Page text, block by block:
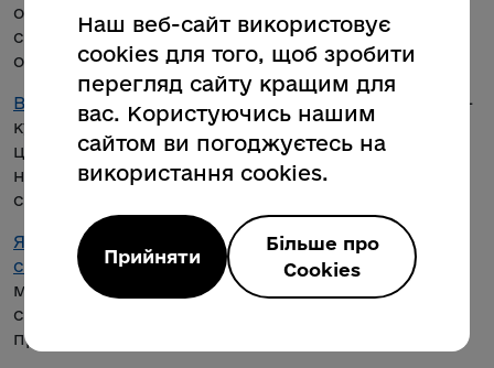
онлайн-продажі через маркетплейси чи власні
сайти. Після завершення курсу учасники
отримують сертифікат;
Вихід цифрового бізнесу на міжнародні ринки
–
курс для підприємців, що працюють із
цифровими товарами та послугами, з фокусом
на побудову ефективних маркетингових
стратегій продажу за кордоном;
Як побудувати експортну маркетингову
стратегію– курс зі створення дієвої експортної
маркетингової стратегії: від аналізу ринків і
сегментації клієнтів до адаптації продукту та
просування на різних міжнародних ринках.
Наш веб-сайт використовує
cookies для того, щоб зробити
перегляд сайту кращим для
вас. Користуючись нашим
сайтом ви погоджуєтесь на
використання cookies.
Прийняти
Більше про
Cookies